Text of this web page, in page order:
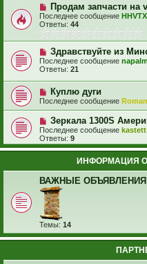
Продам запчасти на
Последнее сообщение HHVTX
Ответы: 44
Здравствуйте из
Последнее сообщение
Ответы: 21
Куплю дуги
Последнее сообщение Roman
Зеркала 1300S
Последнее сообщение kastett
Ответы: 9
ИНФОРМАЦИЯ
ВАЖНЫЕ
Темы: 14